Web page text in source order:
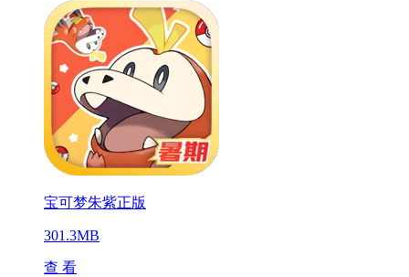
宝可梦朱紫正版
301.3MB
查 看